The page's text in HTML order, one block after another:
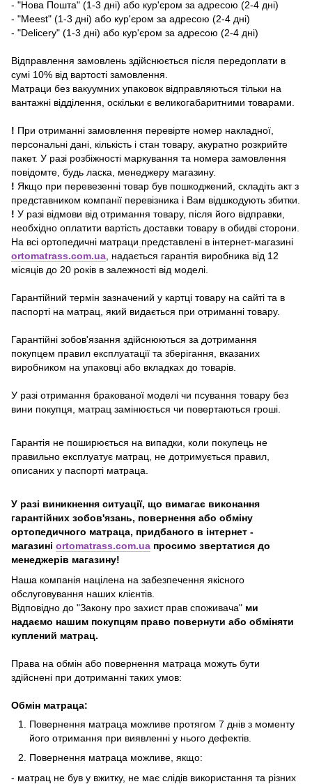
- "Нова Пошта" (1-3 дні) або кур'єром за адресою (2-4 дні)
- "Meest" (1-3 дні) або кур'єром за адресою (2-4 дні)
- "Delicery" (1-3 дні) або кур'єром за адресою (2-4 дні)
Відправлення замовлень здійснюється після передоплати в
сумі 10% від вартості замовлення.
Матраци без вакуумних упаковок відправляються тільки на
вантажні відділення, оскільки є великогабаритними товарами.
! При отриманні замовлення перевірте номер накладної,
персональні дані, кількість і стан товару, акуратно розкрийте
пакет. У разі розбіжності маркування та номера замовлення
повідомте, будь ласка, менеджеру магазину.
! Якщо при перевезенні товар був пошкоджений, складіть акт з
представником компанії перевізника і Вам відшкодують збитки.
! У разі відмови від отримання товару, після його відправки,
необхідно оплатити вартість доставки товару в обидві сторони.
На всі ортопедичні матраци представлені в інтернет-магазині
ortomatrass.com.ua , надається гарантія виробника від 12
місяців до 20 років в залежності від моделі.
Гарантійний термін зазначений у картці товару на сайті та в
паспорті на матрац, який видається при отриманні товару.
Гарантійні зобов'язання здійснюються за дотримання
покупцем правил експлуатації та зберігання, вказаних
виробником на упаковці або вкладках до товарів.
У разі отримання бракованої моделі чи псування товару без
вини покупця, матрац замінюється чи повертаються гроші.
Гарантія не поширюється на випадки, коли покупець не
правильно експлуатує матрац, не дотримується правил,
описаних у паспорті матраца.
У разі виникнення ситуації, що вимагає виконання
гарантійних зобов'язань, повернення або обміну
ортопедичного матраца, придбаного в інтернет -
магазині ortomatrass.com.ua просимо звертатися до
менеджерів магазину!
Наша компанія націлена на забезпечення якісного
обслуговування наших клієнтів.
Відповідно до "Закону про захист прав споживача" ми
надаємо нашим покупцям право повернути або обміняти
куплений матрац.
Права на обмін або повернення матраца можуть бути
здійснені при дотриманні таких умов:
Обмін матраца:
Повернення матраца можливе протягом 7 днів з моменту
його отримання при виявленні у нього дефектів.
Повернення матраца можливе, якщо:
- матрац не був у вжитку, не має слідів використання та різних